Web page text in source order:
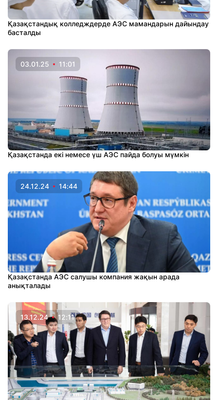
Қазақстандық колледждерде АЭС мамандарын дайындау
басталды
03.01.25 11:01
Қазақстанда екі немесе үш АЭС пайда болуы мүмкін
24.12.24 14:44
Қазақстанда АЭС салушы компания жақын арада
анықталады
13.12.24 12:11